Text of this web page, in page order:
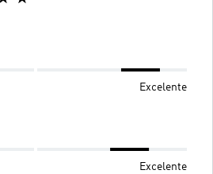
Excelente
Excelente